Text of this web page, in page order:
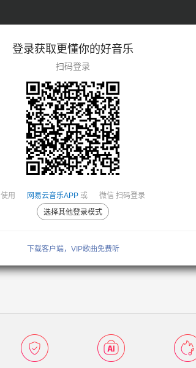
登录获取更懂你的好音乐
扫码登录
使用 网易云音乐APP 或 微信 扫码登录
选择其他登录模式
下载客户端，VIP歌曲免费听